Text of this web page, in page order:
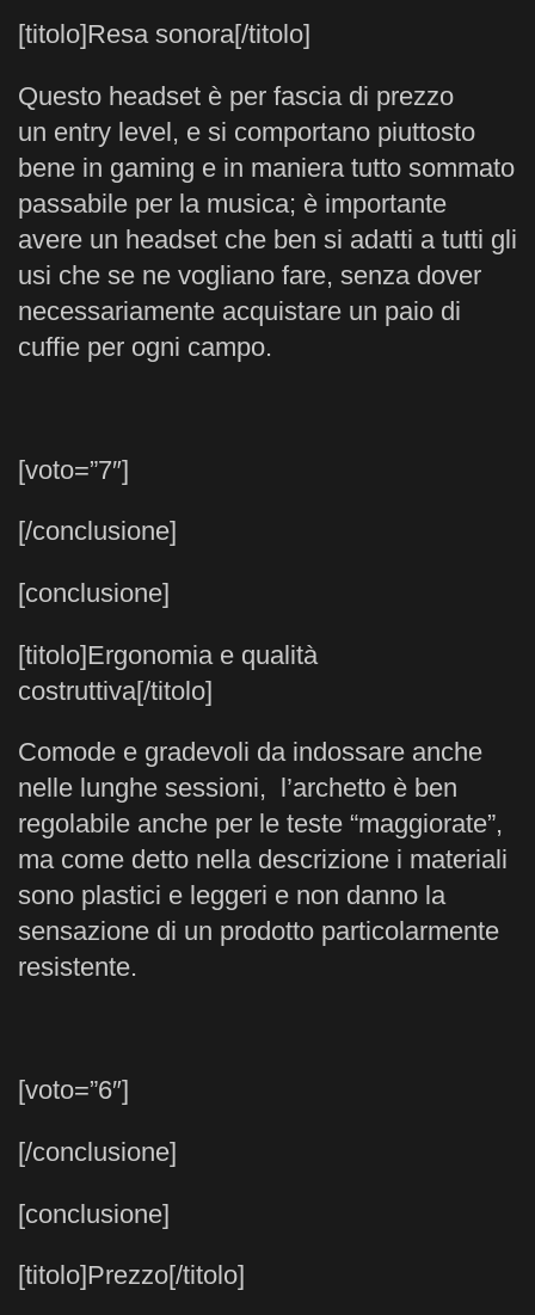
[titolo]Resa sonora[/titolo]
Questo headset è per fascia di prezzo
un entry level, e si comportano piuttosto
bene in gaming e in maniera tutto sommato
passabile per la musica; è importante
avere un headset che ben si adatti a tutti gli
usi che se ne vogliano fare, senza dover
necessariamente acquistare un paio di
cuffie per ogni campo.
[voto=”7″]
[/conclusione]
[conclusione]
[titolo]Ergonomia e qualità
costruttiva[/titolo]
Comode e gradevoli da indossare anche
nelle lunghe sessioni, l’archetto è ben
regolabile anche per le teste “maggiorate”,
ma come detto nella descrizione i materiali
sono plastici e leggeri e non danno la
sensazione di un prodotto particolarmente
resistente.
[voto=”6″]
[/conclusione]
[conclusione]
[titolo]Prezzo[/titolo]